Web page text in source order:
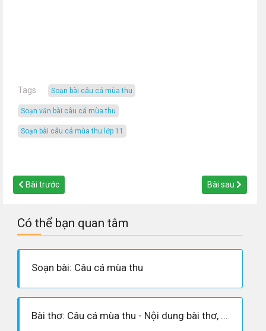
Tags soạn bài câu cá mùa thu
soạn văn bài câu cá mùa thu
soạn bài câu cá mùa thu lớp 11
Bài trước Bài sau
Có thể bạn quan tâm
Soạn bài: Câu cá mùa thu
Bài thơ: Câu cá mùa thu - Nội dung bài thơ, Hoàn cảnh sáng tác, Dàn ý phân tích tác phẩm